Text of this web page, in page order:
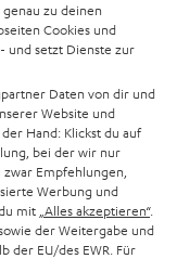
zu deinen
Cookies und
und setzt Dienste zur
Daten von dir und
Website und
Hand: Klickst du auf
bei der wir nur
Empfehlungen,
Werbung und
mit „Alles akzeptieren“.
der Weitergabe und
der EU/des EWR. Für